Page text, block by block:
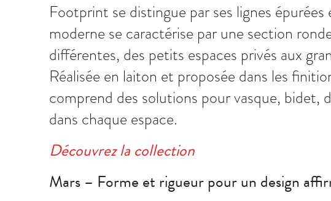
Footprint se distingue par ses lignes
moderne se caractérise par une section
différentes, des petits espaces privés aux
Réalisée en laiton et proposée dans les
comprend des solutions pour vasque, bidet,
dans chaque espace.
Découvrez la collection
Mars – Forme et rigueur pour un design